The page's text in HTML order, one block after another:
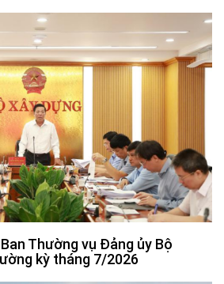
Thường vụ Đảng ủy Bộ
kỳ tháng 7/2026